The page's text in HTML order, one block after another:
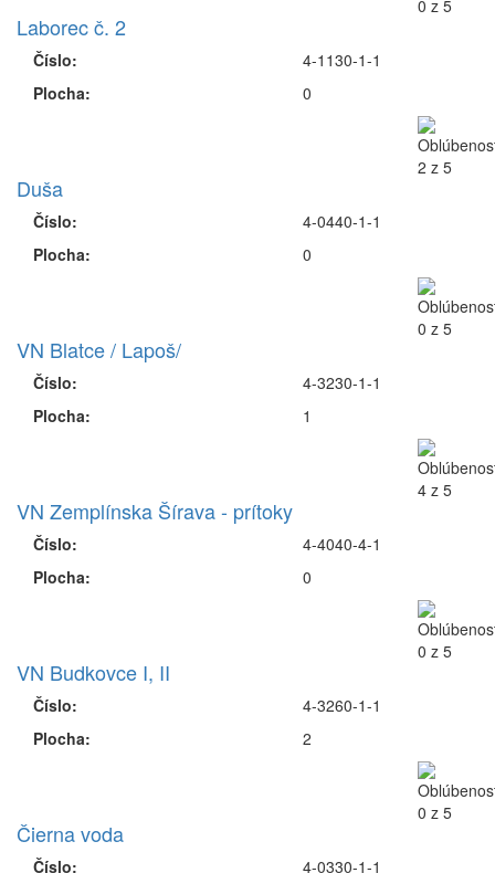
Laborec č. 2
Číslo:
Plocha:
4-1130-1-1
0
Duša
Číslo:
Plocha:
4-0440-1-1
0
VN Blatce / Lapoš/
Číslo:
Plocha:
4-3230-1-1
1
VN Zemplínska Šírava - prítoky
Číslo:
Plocha:
4-4040-4-1
0
VN Budkovce I, II
Číslo:
Plocha:
4-3260-1-1
2
Čierna voda
Číslo:
4-0330-1-1